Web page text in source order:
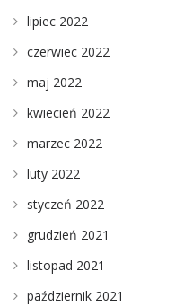
lipiec 2022
czerwiec 2022
maj 2022
kwiecień 2022
marzec 2022
luty 2022
styczeń 2022
grudzień 2021
listopad 2021
październik 2021